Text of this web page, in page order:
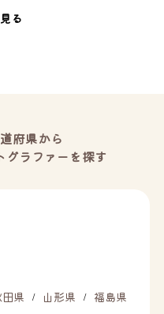
る
府県から
グラファーを探す
田県 / 山形県 / 福島県